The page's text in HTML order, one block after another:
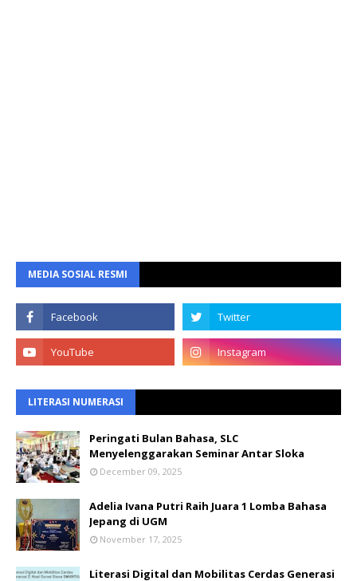
MEDIA SOSIAL RESMI
LITERASI NUMERASI
Peringati Bulan Bahasa, SLC
Menyelenggarakan Seminar Antar Sloka
December 09, 2025
Adelia Ivana Putri Raih Juara 1 Lomba Bahasa
Jepang di UGM
November 17, 2025
Literasi Digital dan Mobilitas Cerdas Generasi